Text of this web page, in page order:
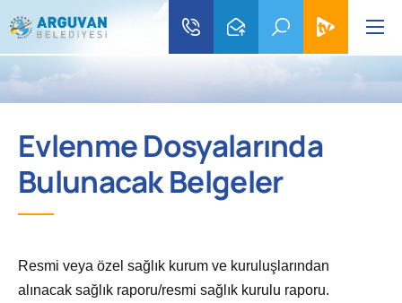
Evlenme Dosyalarında
Bulunacak Belgeler
Resmi veya özel sağlık kurum ve kuruluşlarından
alınacak sağlık raporu/resmi sağlık kurulu raporu.